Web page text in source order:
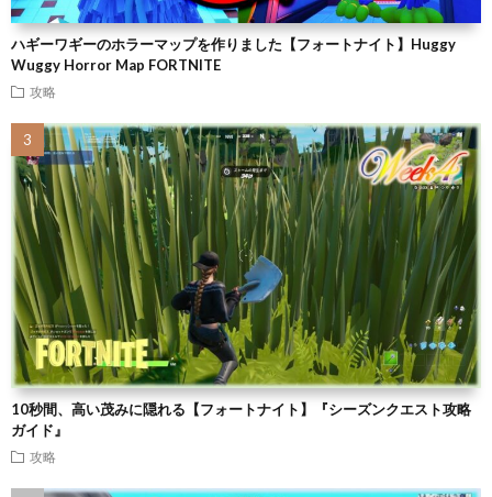
ハギーワギーのホラーマップを作りました【フォートナイト】Huggy
Wuggy Horror Map FORTNITE
攻略
10秒間、高い茂みに隠れる【フォートナイト】『シーズンクエスト攻略
ガイド』
攻略